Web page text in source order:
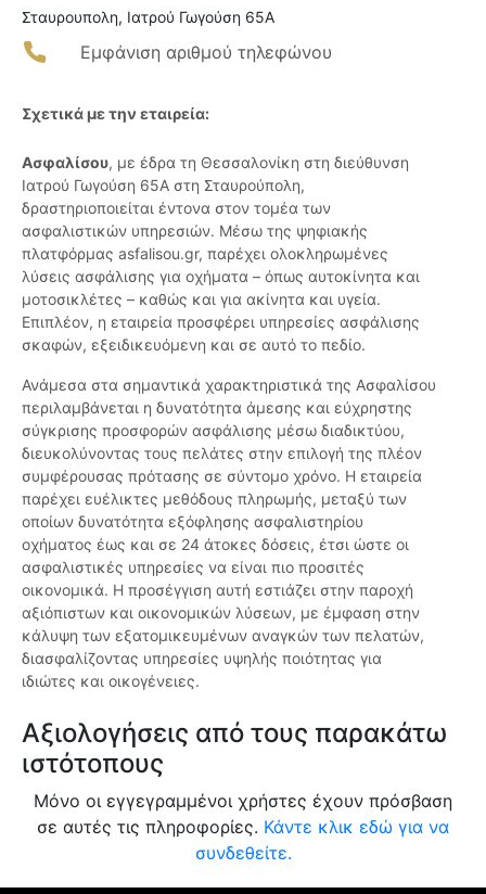
Σταυρουπολη, Ιατρού Γωγούση 65Α
Εμφάνιση αριθμού τηλεφώνου
Σχετικά με την εταιρεία:
Ασφαλίσου, με έδρα τη Θεσσαλονίκη στη διεύθυνση
Ιατρού Γωγούση 65Α στη Σταυρούπολη,
δραστηριοποιείται έντονα στον τομέα των
ασφαλιστικών υπηρεσιών. Μέσω της ψηφιακής
πλατφόρμας asfalisou.gr, παρέχει ολοκληρωμένες
λύσεις ασφάλισης για οχήματα – όπως αυτοκίνητα και
μοτοσικλέτες – καθώς και για ακίνητα και υγεία.
Επιπλέον, η εταιρεία προσφέρει υπηρεσίες ασφάλισης
σκαφών, εξειδικευόμενη και σε αυτό το πεδίο.
Ανάμεσα στα σημαντικά χαρακτηριστικά της Ασφαλίσου
περιλαμβάνεται η δυνατότητα άμεσης και εύχρηστης
σύγκρισης προσφορών ασφάλισης μέσω διαδικτύου,
διευκολύνοντας τους πελάτες στην επιλογή της πλέον
συμφέρουσας πρότασης σε σύντομο χρόνο. Η εταιρεία
παρέχει ευέλικτες μεθόδους πληρωμής, μεταξύ των
οποίων δυνατότητα εξόφλησης ασφαλιστηρίου
οχήματος έως και σε 24 άτοκες δόσεις, έτσι ώστε οι
ασφαλιστικές υπηρεσίες να είναι πιο προσιτές
οικονομικά. Η προσέγγιση αυτή εστιάζει στην παροχή
αξιόπιστων και οικονομικών λύσεων, με έμφαση στην
κάλυψη των εξατομικευμένων αναγκών των πελατών,
διασφαλίζοντας υπηρεσίες υψηλής ποιότητας για
ιδιώτες και οικογένειες.
Αξιολογήσεις από τους παρακάτω
ιστότοπους
Μόνο οι εγγεγραμμένοι χρήστες έχουν πρόσβαση
σε αυτές τις πληροφορίες. Κάντε κλικ εδώ για να
συνδεθείτε.